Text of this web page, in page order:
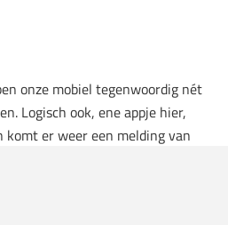
onze mobiel tegenwoordig nét
Logisch ook, ene appje hier,
komt er weer een melding van